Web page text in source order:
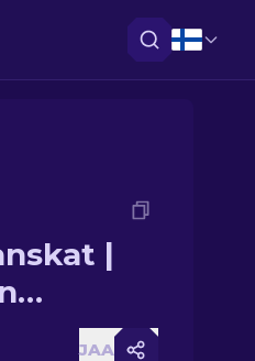
|
JAA